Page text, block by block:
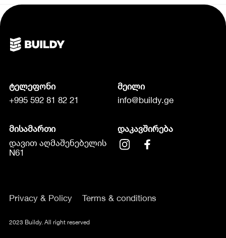
ტელეფონი
+995 592 81 82 21
მეილი
info@buildy.ge
მისამართი
დავით აღმაშენებელის
N61
დაკავშირება
Privacy & Policy Terms & conditions
2023 Buildy. All right reserved